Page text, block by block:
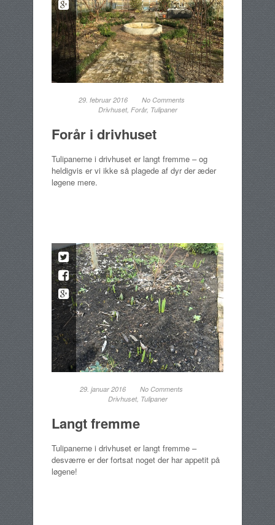
29. februar 2016
No Comments
Drivhuset, Forår, Tulipaner
Forår i drivhuset
Tulipanerne i drivhuset er langt fremme – og
heldigvis er vi ikke så plagede af dyr der æder
løgene mere.
29. januar 2016
No Comments
Drivhuset, Tulipaner
Langt fremme
Tulipanerne i drivhuset er langt fremme –
desværre er der fortsat noget der har appetit på
løgene!